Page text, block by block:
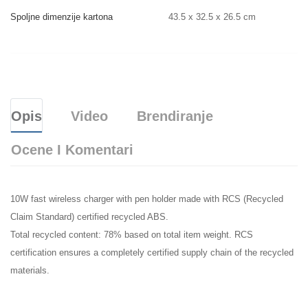
Spoljne dimenzije kartona 43.5 x 32.5 x 26.5 cm
Opis Video Brendiranje
Ocene I Komentari
10W fast wireless charger with pen holder made with RCS (Recycled
Claim Standard) certified recycled ABS.
Total recycled content: 78% based on total item weight. RCS
certification ensures a completely certified supply chain of the recycled
materials.